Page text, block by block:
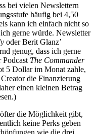
bei vielen Newslettern
häufig bei 4,50
kann ich einfach nicht so
gerne würde. Newsletter
oder Berit Glanz’
genug, dass ich gerne
Podcast The Commander
5 Dollar im Monat zahle,
die Finanzierung
einen kleinen Betrag
die Möglichkeit gibt,
keine Perks geben
wie die drei